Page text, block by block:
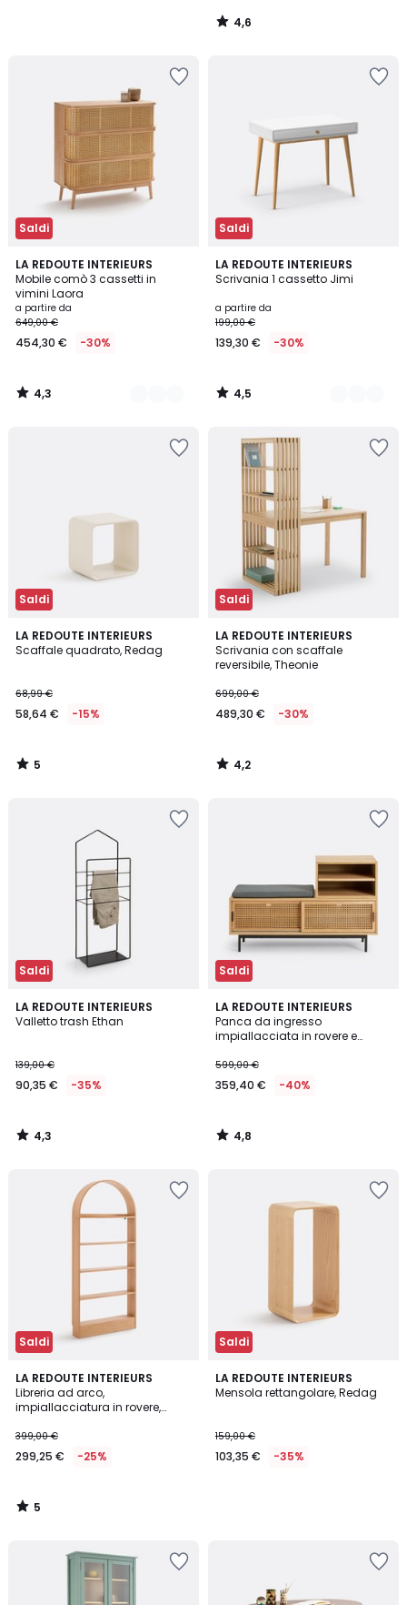
4,6
/
Saldi
LA REDOUTE INTERIEURS
Mobile comò 3 cassetti in
vimini Laora
a partire da
649,00 €
454,30 € -30%
4,3
/ 5
2
Colori
4,3
/
Saldi
LA REDOUTE INTERIEURS
Scrivania 1 cassetto Jimi
a partire da
199,00 €
139,30 € -30%
4,5
/ 5
3
Colori
4,5
/
Saldi
LA REDOUTE INTERIEURS
Scaffale quadrato, Redag
68,99 €
58,64 € -15%
5
/
5
/
Saldi
LA REDOUTE INTERIEURS
Scrivania con scaffale
reversibile, Theonie
699,00 €
489,30 € -30%
4,2
/ 5
4,2
/
Saldi
LA REDOUTE INTERIEURS
Valletto trash Ethan
139,00 €
90,35 € -35%
4,3
/ 5
4,3
/
Saldi
LA REDOUTE INTERIEURS
Panca da ingresso
impiallacciata in rovere e
599,00 €
359,40 € -40%
4,8
/ 5
4,8
/
Saldi
LA REDOUTE INTERIEURS
Libreria ad arco,
impiallacciatura in rovere,
399,00 €
299,25 € -25%
5
/
5
5
/
Saldi
LA REDOUTE INTERIEURS
Mensola rettangolare, Redag
159,00 €
103,35 € -35%